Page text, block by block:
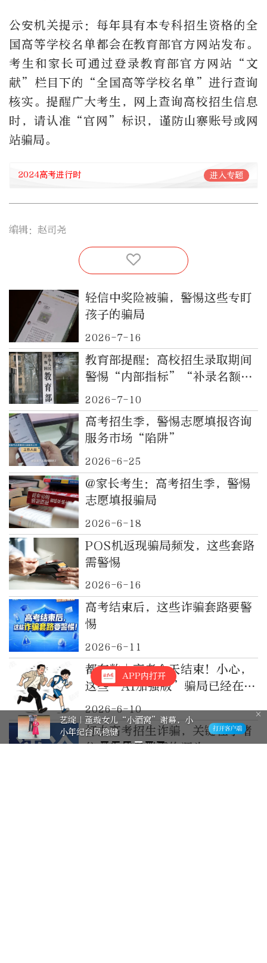
公安机关提示：每年具有本专科招生资格的全
国高等学校名单都会在教育部官方网站发布。
考生和家长可通过登录教育部官方网站“文
献”栏目下的“全国高等学校名单”进行查询
核实。提醒广大考生，网上查询高校招生信息
时，请认准“官网”标识，谨防山寨账号或网
站骗局。
2024高考进行时 进入专题
编辑：赵司尧
轻信中奖险被骗，警惕这些专盯
孩子的骗局
2026-7-16
教育部提醒：高校招生录取期间
警惕“内部指标”“补录名额”
等骗局
2026-7-10
高考招生季，警惕志愿填报咨询
服务市场“陷阱”
2026-6-25
@家长考生：高考招生季，警惕
志愿填报骗局
2026-6-18
POS机返现骗局频发，这些套路
需警惕
2026-6-16
高考结束后，这些诈骗套路要警
惕
2026-6-11
都有数｜高考今天结束！小心，
这些“AI加强版”骗局已经在路
上——
2026-6-10
打击高考招生诈骗，关键在于堵
住考生信息泄露的源头
APP内打开
窝”谢幕，小
艺绽｜佟丽娅、董
跳舞时的她们像在